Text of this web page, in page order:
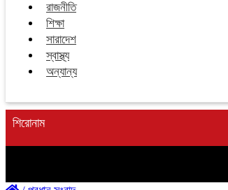
রাজনীতি
শিক্ষা
সারাদেশ
স্বাস্থ্য
অন্যান্য
শিরোনাম